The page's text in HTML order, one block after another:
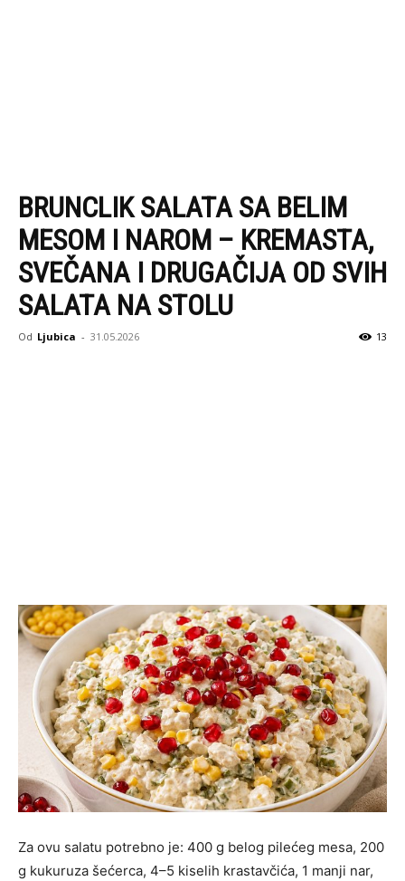
BRUNCLIK SALATA SA BELIM
MESOM I NAROM – KREMASTA,
SVEČANA I DRUGAČIJA OD SVIH
SALATA NA STOLU
Od Ljubica - 31.05.2026 13
Za ovu salatu potrebno je: 400 g belog pilećeg mesa, 200
g kukuruza šećerca, 4–5 kiselih krastavčića, 1 manji nar,